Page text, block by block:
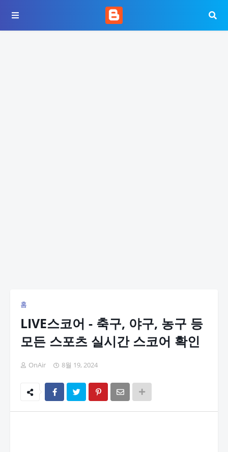
홈
LIVE스코어 - 축구, 야구, 농구 등
모든 스포츠 실시간 스코어 확인
OnAir 8월 19, 2024